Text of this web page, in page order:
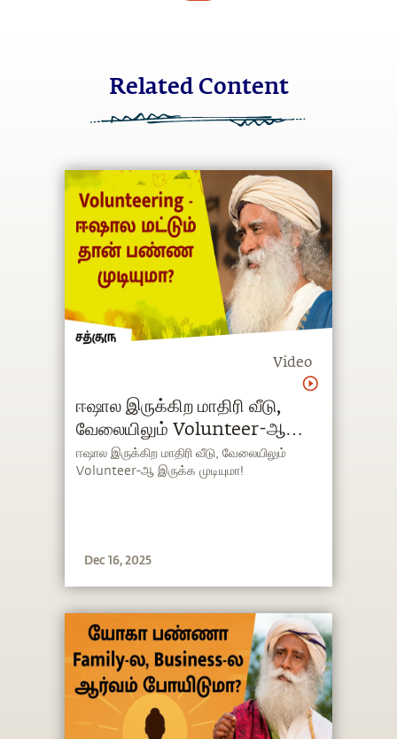
Related Content
Video
ஈஷால இருக்கிற மாதிரி வீடு,
வேலையிலும் Volunteer-ஆ
இருக்க முடியுமா?
ஈஷால இருக்கிற மாதிரி வீடு, வேலையிலும்
Volunteer-ஆ இருக்க முடியுமா!
Dec 16, 2025